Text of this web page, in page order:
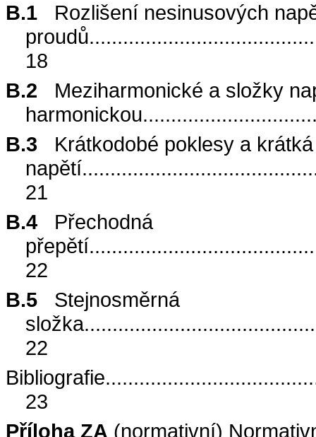
B.1
Rozlišení nesinusových
proudů
18
B.2
Meziharmonické a složky
harmonickou
B.3
Krátkodobé poklesy a
napětí
21
B.4
Přechodná
přepětí
22
B.5
Stejnosměrná
složka
22
Bibliografie
23
Příloha ZA (normativní)